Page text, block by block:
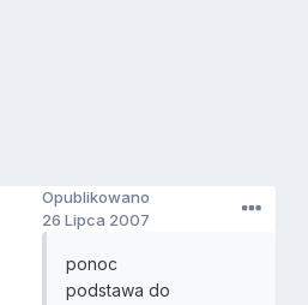
Opublikowano
26 Lipca 2007
ponoc
podstawa do